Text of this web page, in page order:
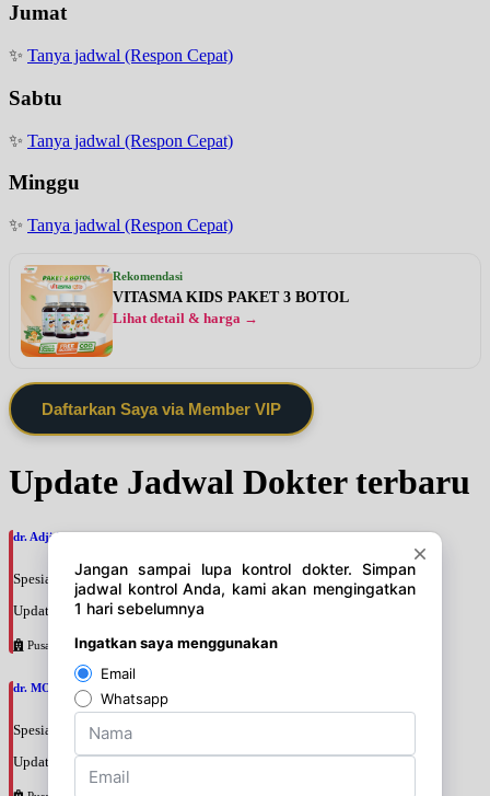
Jumat
✨ Tanya jadwal (Respon Cepat)
Sabtu
✨ Tanya jadwal (Respon Cepat)
Minggu
✨ Tanya jadwal (Respon Cepat)
Rekomendasi
VITASMA KIDS PAKET 3 BOTOL
Lihat detail & harga →
Daftarkan Saya via Member VIP
Update Jadwal Dokter terbaru
dr. Adji Suprajitno, SpPD
Spesialis: Penyakit Dalam
Update terakhir: 2026-08-07 20:37:59
Pusat Pertamina
dr. MOCHAMAD PASHA, SpPD
Spesialis: Penyakit Dalam
Update terakhir: 2026-08-07 20:35:45